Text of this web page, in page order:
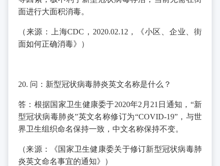
面进行大面积消毒。
（来源：上海CDC，2020.02.12，《小区、企业、街
面如何正确消毒》）
20. 问：新型冠状病毒肺炎英文名称是什么？
答：根据国家卫生健康委于2020年2月21日通知，“新
型冠状病毒肺炎”英文名称修订为“COVID-19”，与世
界卫生组织命名保持一致，中文名称保持不变。
（来源：《国家卫生健康委关于修订新型冠状病毒肺
炎英文命名事宜的通知》）